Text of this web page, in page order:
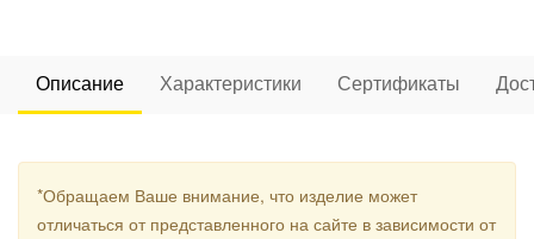
Описание Характеристики Сертификаты
*Обращаем Ваше внимание, что изделие может
отличаться от представленного на сайте в зависимости от